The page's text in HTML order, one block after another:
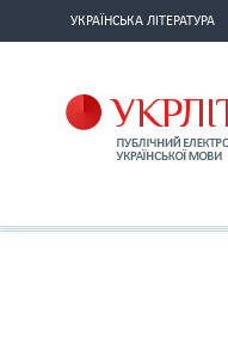
УКРАЇНСЬКА ЛІТЕРАТУРА